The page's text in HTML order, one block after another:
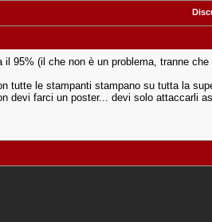
95% (il che non è un problema, tranne
tutte le stampanti stampano su tutta la
devi farci un poster... devi solo attaccarli